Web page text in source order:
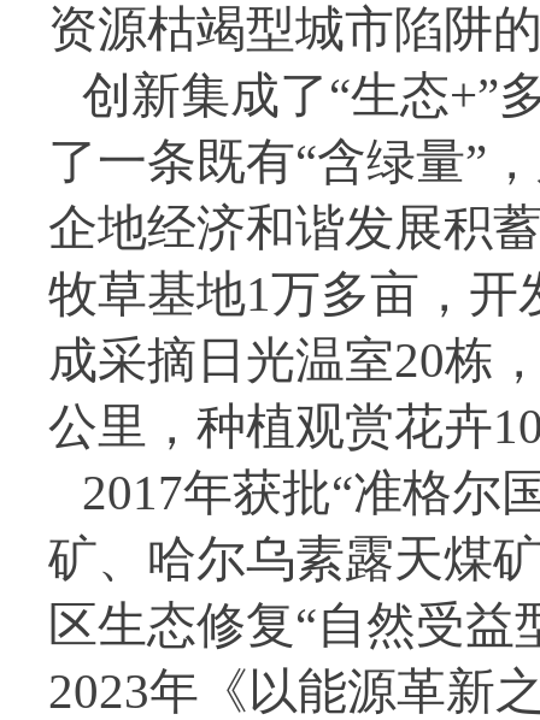
资源枯竭型城市陷阱
创新集成了“生态+”
了一条既有“含绿量”
企地经济和谐发展积
牧草基地1万多亩，开
成采摘日光温室20栋
公里，种植观赏花卉
2017年获批“准格尔
矿、哈尔乌素露天煤
区生态修复“自然受
2023年《以能源革新